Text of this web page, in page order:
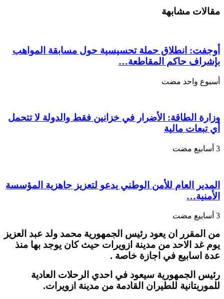
عبد
من
ازويرات…
مغلقة
مقالات مشابهة
أوجفت: انطلاق حملة تحسيسية حول مسابقة المواهب
بإشراف حاكم المقاطعة…
‏أسبوع واحد مضت
وزارة الطاقة: الأضرار في خزانين فقط والدولة لا تتحمل
أي تبعات مالية
المدير العام للأمن الوطني يدعو لتعزيز جاهزية المؤسسة
الأمنية…
من المقرر ان يعود رئيس الجمهورية محمد ولد عبد العزيز
يوم غد الاحد من مدينة ازويرات حيث كان يوجد بها منذ
عدة اسابيع في اجازة خاصة .
رئيس الجمهورية سيعود في احدي الرحلات العادية
للموريتانية للطيران القادمة من مدينة ازويرات.